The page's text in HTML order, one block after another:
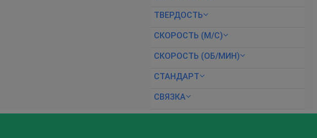
ТВЕРДОСТЬ
СКОРОСТЬ (М/С)
СКОРОСТЬ (ОБ/МИН)
СТАНДАРТ
СВЯЗКА